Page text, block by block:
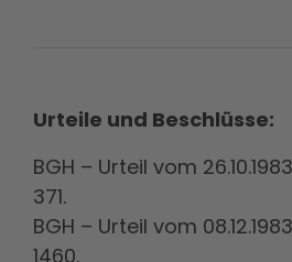
Urteile und Beschlüsse:
BGH – Urteil vom
371.
BGH – Urteil vom
1460.